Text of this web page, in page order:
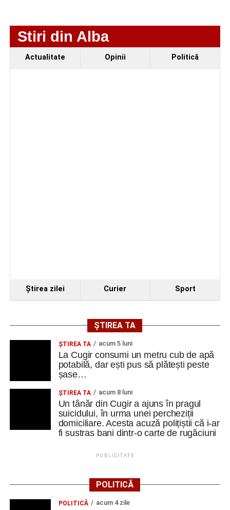
Stiri din Alba
Actualitate Opinii Politică
Ştirea zilei Curier Sport
ȘTIREA TA
ȘTIREA TA acum 5 luni
La Cugir consumi un metru cub de apă
potabilă, dar ești pus să plătești peste
șase…
ȘTIREA TA acum 8 luni
Un tânăr din Cugir a ajuns în pragul
suicidului, în urma unei percheziții
domiciliare. Acesta acuză polițiștii că i-ar
fi sustras bani dintr-o carte de rugăciuni
PUBLICITATE
POLITICĂ
POLITICĂ acum 4 zile